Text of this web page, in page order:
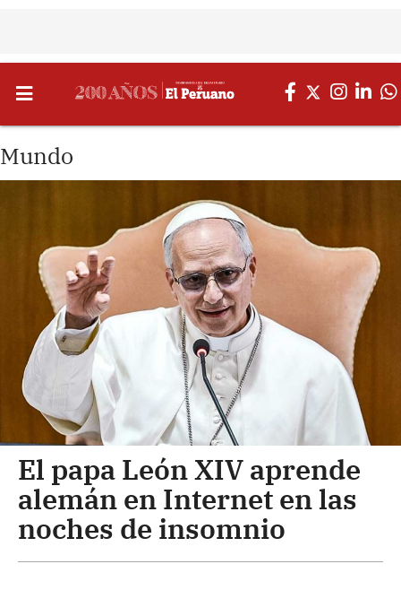
Mundo
El papa León XIV aprende
alemán en Internet en las
noches de insomnio